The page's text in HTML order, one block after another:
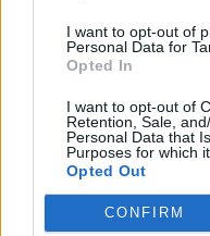
I want to opt-out of
Personal Data for
Opted In
I want to opt-out of
Retention, Sale,
Personal Data that
Purposes for which
Opted Out
CONFIRM
Νέα έρευνα δείχνει πως
με δικό της περιεχόμενο,
άψυχο, προβλέψιμο και
internet μετατρέπεται